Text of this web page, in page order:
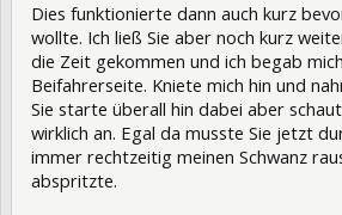
Dies funktionierte dann auch kurz
wollte. Ich ließ Sie aber noch kurz
die Zeit gekommen und ich begab
Beifahrerseite. Kniete mich hin und
Sie starte überall hin dabei aber
wirklich an. Egal da musste Sie jetzt
immer rechtzeitig meinen Schwanz
abspritzte.